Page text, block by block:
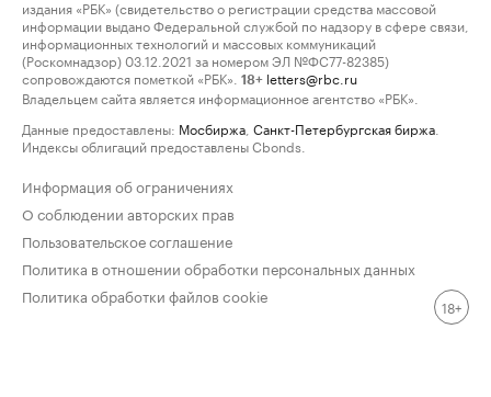
издания «РБК» (свидетельство о регистрации средства массовой
информации выдано Федеральной службой по надзору в сфере связи,
информационных технологий и массовых коммуникаций
(Роскомнадзор) 03.12.2021 за номером ЭЛ №ФС77-82385)
сопровождаются пометкой «РБК».
18+ letters@rbc.ru
Владельцем сайта является информационное агентство «РБК».
Данные предоставлены: Мосбиржа Санкт-Петербургская биржа
Индексы облигаций предоставлены Cbonds.
Информация об ограничениях
О соблюдении авторских прав
Пользовательское соглашение
Политика в отношении обработки персональных данных
Политика обработки файлов cookie
18+